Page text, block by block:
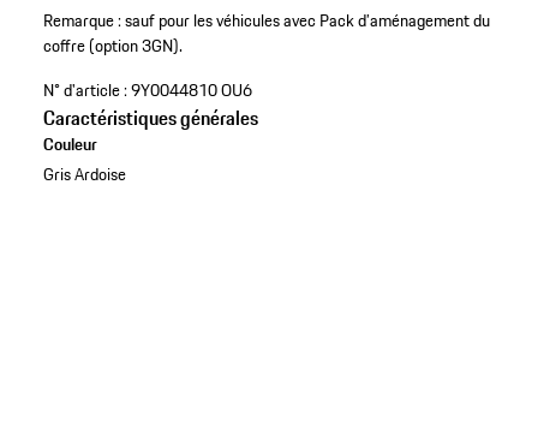
Remarque : sauf pour les véhicules avec Pack d’aménagement du
coffre (option 3GN).
N° d'article :9Y0044810 OU6
Caractéristiques générales
Couleur
Gris Ardoise